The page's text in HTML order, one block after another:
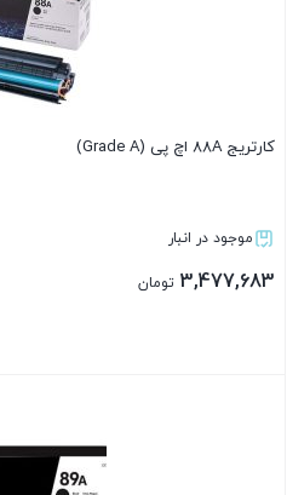
کارتریج 88A اچ پی (Grade A)
موجود در انبار
3,477,683 تومان